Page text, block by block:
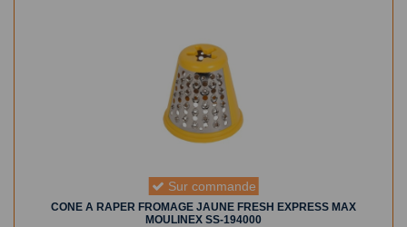
Sur commande
CONE A RAPER FROMAGE JAUNE FRESH EXPRESS MAX
MOULINEX SS-194000